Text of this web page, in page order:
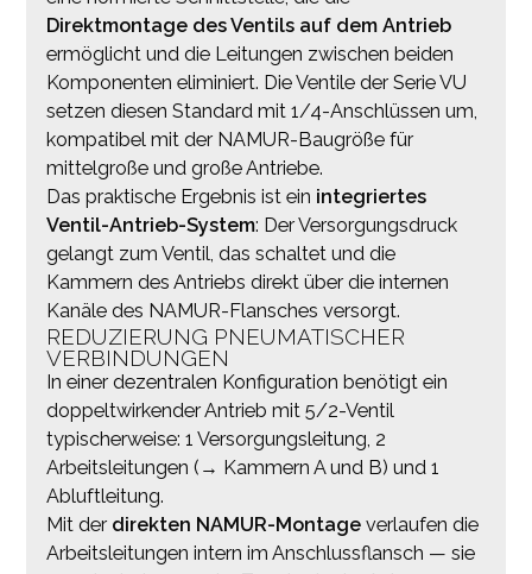
Direktmontage des Ventils auf dem Antrieb
ermöglicht und die Leitungen zwischen beiden
Komponenten eliminiert. Die Ventile der Serie VU
setzen diesen Standard mit 1/4-Anschlüssen um,
kompatibel mit der NAMUR-Baugröße für
mittelgroße und große Antriebe.
Das praktische Ergebnis ist ein integriertes
Ventil-Antrieb-System: Der Versorgungsdruck
gelangt zum Ventil, das schaltet und die
Kammern des Antriebs direkt über die internen
Kanäle des NAMUR-Flansches versorgt.
REDUZIERUNG PNEUMATISCHER
VERBINDUNGEN
In einer dezentralen Konfiguration benötigt ein
doppeltwirkender Antrieb mit 5/2-Ventil
typischerweise: 1 Versorgungsleitung, 2
Arbeitsleitungen (→ Kammern A und B) und 1
Abluftleitung.
Mit der direkten NAMUR-Montageverlaufen die
Arbeitsleitungen intern im Anschlussflansch — sie